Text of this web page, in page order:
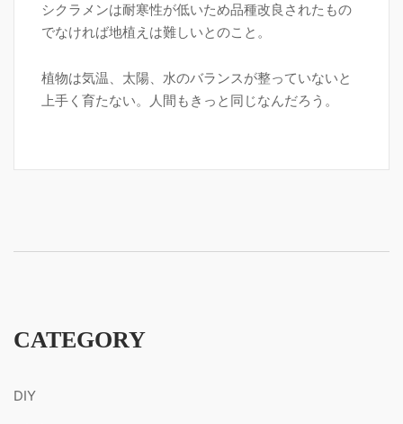
シクラメンは耐寒性が低いため品種改良されたもの
でなければ地植えは難しいとのこと。
植物は気温、太陽、水のバランスが整っていないと
上手く育たない。人間もきっと同じなんだろう。
CATEGORY
DIY